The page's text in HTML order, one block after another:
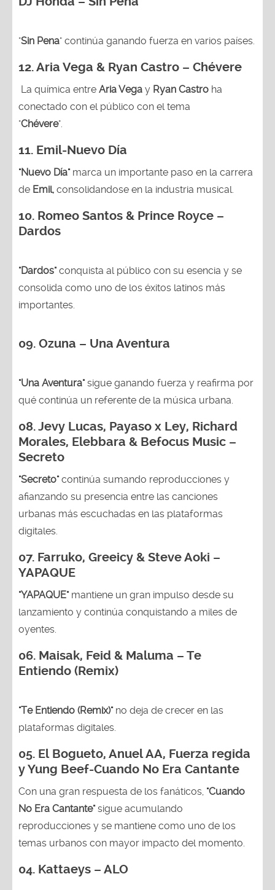
"Sin Pena" continúa ganando fuerza en varios países.
12. Aria Vega & Ryan Castro – Chévere
La química entre Aria Vega y Ryan Castro ha
conectado con el público con el tema
"Chévere".
11. Emil-Nuevo Día
"Nuevo Día"marca un importante paso en la carrera
de Emil, consolidandose en la industria musical.
10. Romeo Santos & Prince Royce –
Dardos
"Dardos"conquista al público con su esencia y se
consolida como uno de los éxitos latinos más
importantes.
09. Ozuna – Una Aventura
"Una Aventura"sigue ganando fuerza y reafirma por
qué continúa un referente de la música urbana.
08. Jevy Lucas, Payaso x Ley, Richard
Morales, Elebbara & Befocus Music –
Secreto
"Secreto"continúa sumando reproducciones y
afianzando su presencia entre las canciones
urbanas más escuchadas en las plataformas
digitales.
07. Farruko, Greeicy & Steve Aoki –
YAPAQUE
"YAPAQUE"mantiene un gran impulso desde su
lanzamiento y continúa conquistando a miles de
oyentes.
06. Maisak, Feid & Maluma – Te
Entiendo (Remix)
"Te Entiendo (Remix)"no deja de crecer en las
plataformas digitales.
05. El Bogueto, Anuel AA, Fuerza regida
y Yung Beef-Cuando No Era Cantante
Con una gran respuesta de los fanáticos, "Cuando
No Era Cantante"sigue acumulando
reproducciones y se mantiene como uno de los
temas urbanos con mayor impacto del momento.
04. Kattaeys – ALO